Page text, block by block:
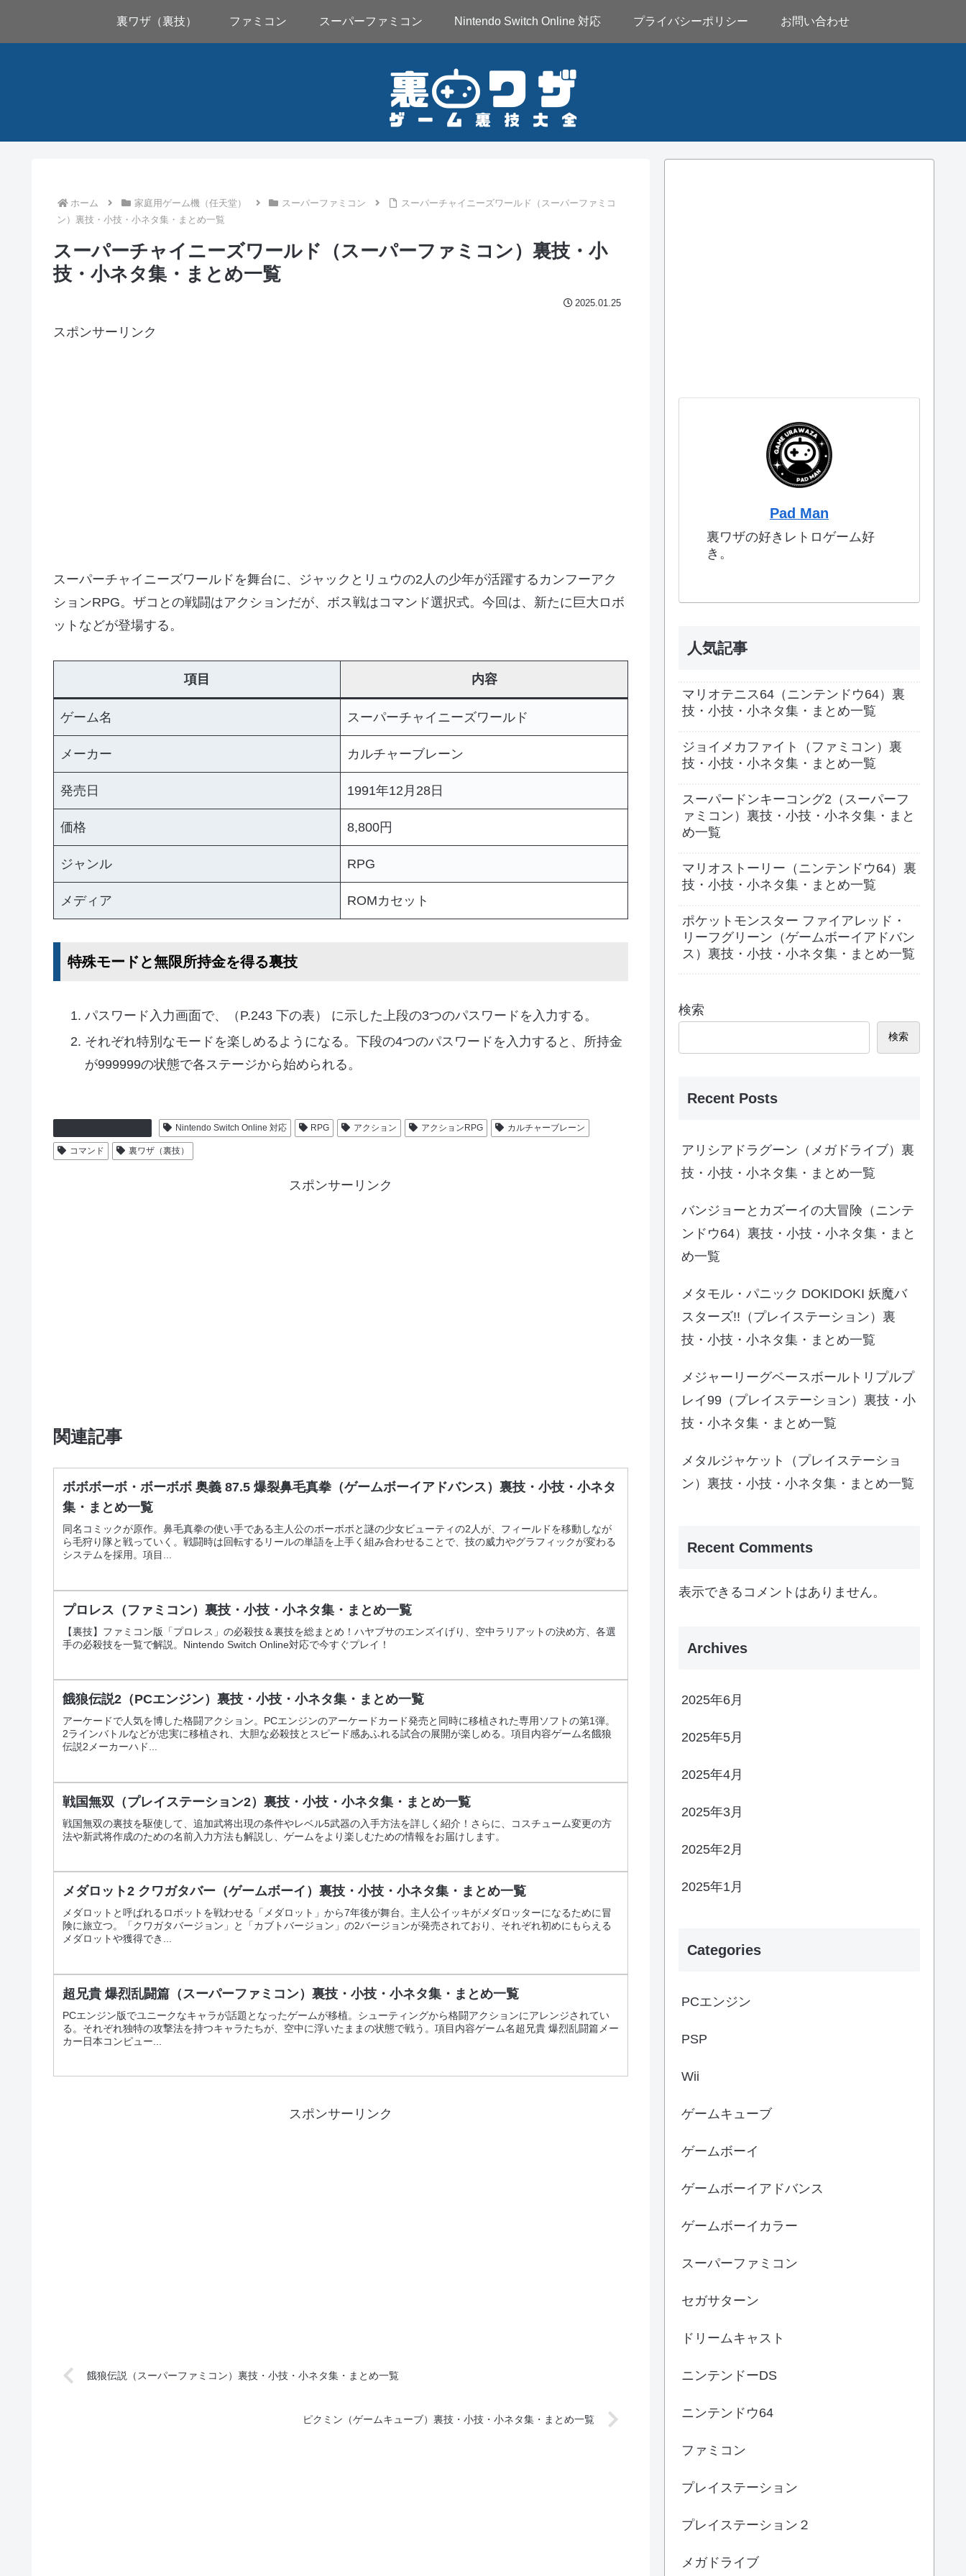
裏ワザ（裏技） ファミコン スーパーファミコン Nintendo Switch Online 対応 プライバシーポリシー お問い合わせ
ホーム 家庭用ゲーム機（任天堂） スーパーファミコン
スーパーチャイニーズワールド（スーパーファミコ
ン）裏技・小技・小ネタ集・まとめ一覧
スーパーチャイニーズワールド（スーパーファミコン）裏技・小
技・小ネタ集・まとめ一覧
2025.01.25
スポンサーリンク
スーパーチャイニーズワールドを舞台に、ジャックとリュウの2人の少年が活躍するカンフーアク
ションRPG。ザコとの戦闘はアクションだが、ボス戦はコマンド選択式。今回は、新たに巨大ロボ
ットなどが登場する。
項目 内容
ゲーム名 スーパーチャイニーズワールド
メーカー カルチャーブレーン
発売日 1991年12月28日
価格 8,800円
ジャンル RPG
メディア ROMカセット
特殊モードと無限所持金を得る裏技
パスワード入力画面で、（P.243 下の表） に示した上段の3つのパスワードを入力する。
それぞれ特別なモードを楽しめるようになる。下段の4つのパスワードを入力すると、所持金
が999999の状態で各ステージから始められる。
Nintendo Switch Online 対応 RPG アクション アクションRPG カルチャーブレーン
コマンド 裏ワザ（裏技）
スポンサーリンク
関連記事
ボボボーボ・ボーボボ 奥義 87.5 爆裂鼻毛真拳（ゲームボーイアドバンス）裏技・小技・小ネタ
集・まとめ一覧
同名コミックが原作。鼻毛真拳の使い手である主人公のボーボボと謎の少女ビューティの2人が、フィールドを移動しなが
ら毛狩り隊と戦っていく。戦闘時は回転するリールの単語を上手く組み合わせることで、技の威力やグラフィックが変わる
システムを採用。項目...
プロレス（ファミコン）裏技・小技・小ネタ集・まとめ一覧
【裏技】ファミコン版「プロレス」の必殺技＆裏技を総まとめ！ハヤブサのエンズイげり、空中ラリアットの決め方、各選
手の必殺技を一覧で解説。Nintendo Switch Online対応で今すぐプレイ！
餓狼伝説2（PCエンジン）裏技・小技・小ネタ集・まとめ一覧
アーケードで人気を博した格闘アクション。PCエンジンのアーケードカード発売と同時に移植された専用ソフトの第1弾。
2ラインバトルなどが忠実に移植され、大胆な必殺技とスピード感あふれる試合の展開が楽しめる。項目内容ゲーム名餓狼
伝説2メーカーハド...
戦国無双（プレイステーション2）裏技・小技・小ネタ集・まとめ一覧
戦国無双の裏技を駆使して、追加武将出現の条件やレベル5武器の入手方法を詳しく紹介！さらに、コスチューム変更の方
法や新武将作成のための名前入力方法も解説し、ゲームをより楽しむための情報をお届けします。
メダロット2 クワガタバー（ゲームボーイ）裏技・小技・小ネタ集・まとめ一覧
メダロットと呼ばれるロボットを戦わせる「メダロット」から7年後が舞台。主人公イッキがメダロッターになるために冒
険に旅立つ。「クワガタバージョン」と「カブトバージョン」の2バージョンが発売されており、それぞれ初めにもらえる
メダロットや獲得でき...
超兄貴 爆烈乱闘篇（スーパーファミコン）裏技・小技・小ネタ集・まとめ一覧
PCエンジン版でユニークなキャラが話題となったゲームが移植。シューティングから格闘アクションにアレンジされてい
る。それぞれ独特の攻撃法を持つキャラたちが、空中に浮いたままの状態で戦う。項目内容ゲーム名超兄貴 爆烈乱闘篇メー
カー日本コンピュー...
スポンサーリンク
餓狼伝説（スーパーファミコン）裏技・小技・小ネタ集・まとめ一覧
ピクミン（ゲームキューブ）裏技・小技・小ネタ集・まとめ一覧
Pad Man
裏ワザの好きレトロゲーム好
き。
人気記事
マリオテニス64（ニンテンドウ64）裏
技・小技・小ネタ集・まとめ一覧
ジョイメカファイト（ファミコン）裏
技・小技・小ネタ集・まとめ一覧
スーパードンキーコング2（スーパーフ
ァミコン）裏技・小技・小ネタ集・まと
め一覧
マリオストーリー（ニンテンドウ64）裏
技・小技・小ネタ集・まとめ一覧
ポケットモンスター ファイアレッド・
リーフグリーン（ゲームボーイアドバン
ス）裏技・小技・小ネタ集・まとめ一覧
検索
検索
Recent Posts
アリシアドラグーン（メガドライブ）裏
技・小技・小ネタ集・まとめ一覧
バンジョーとカズーイの大冒険（ニンテ
ンドウ64）裏技・小技・小ネタ集・まと
め一覧
メタモル・パニック DOKIDOKI 妖魔バ
スターズ!!（プレイステーション）裏
技・小技・小ネタ集・まとめ一覧
メジャーリーグベースボールトリプルプ
レイ99（プレイステーション）裏技・小
技・小ネタ集・まとめ一覧
メタルジャケット（プレイステーショ
ン）裏技・小技・小ネタ集・まとめ一覧
Recent Comments
表示できるコメントはありません。
Archives
2025年6月
2025年5月
2025年4月
2025年3月
2025年2月
2025年1月
Categories
PCエンジン
PSP
Wii
ゲームキューブ
ゲームボーイ
ゲームボーイアドバンス
ゲームボーイカラー
スーパーファミコン
セガサターン
ドリームキャスト
ニンテンドーDS
ニンテンドウ64
ファミコン
プレイステーション
プレイステーション２
メガドライブ